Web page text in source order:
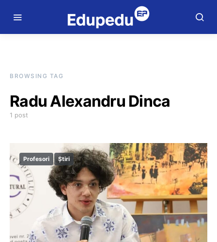
BROWSING TAG
Radu Alexandru Dinca
1 post
Profesori Știri